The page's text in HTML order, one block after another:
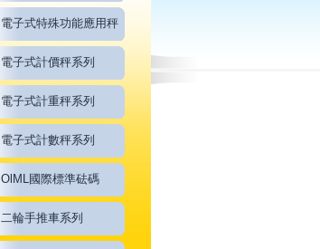
電子式特殊功能應用秤
電子式計價秤系列
電子式計重秤系列
電子式計數秤系列
OlML國際標準砝碼
二輪手推車系列